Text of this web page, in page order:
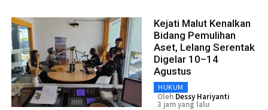
Kejati Malut Kenalkan
Bidang Pemulihan
Aset, Lelang Serentak
Digelar 10–14
Agustus
HUKUM
Oleh Dessy Hariyanti
3 jam yang lalu